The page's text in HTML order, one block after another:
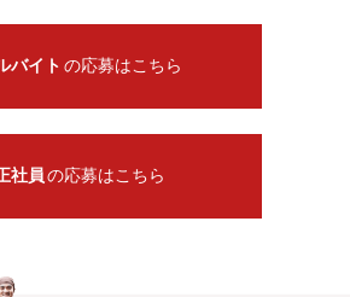
バイト の応募はこちら
社員 の応募はこちら